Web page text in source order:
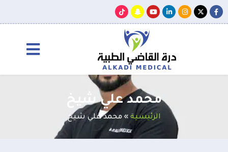
محمد علي شيخ
الرئيسية » محمد علي شيخ